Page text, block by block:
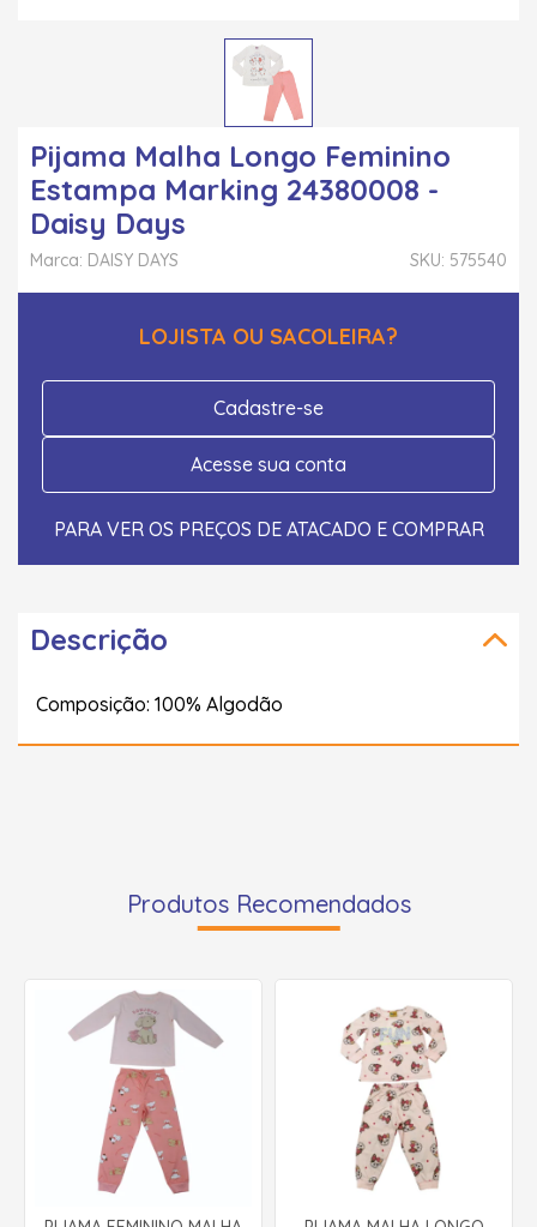
Pijama Malha Longo Feminino
Estampa Marking 24380008 -
Daisy Days
SKU: 575540
Marca: DAISY DAYS
LOJISTA OU SACOLEIRA?
Cadastre-se
Acesse sua conta
PARA VER OS PREÇOS DE ATACADO E COMPRAR
Descrição
Composição: 100% Algodão
Produtos Recomendados